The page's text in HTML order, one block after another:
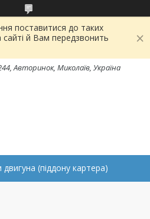
поставитися до таких
й Вам передзвонить
Авторинок, Миколаїв, Україна
двигуна (піддону картера)